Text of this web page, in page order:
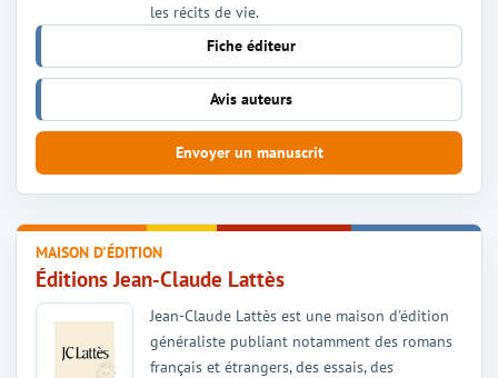
MAISON D'ÉDITION
Éditions Jean-Claude Lattès
Jean-Claude Lattès est une maison d'édition
généraliste publiant notamment des romans
français et étrangers, des essais, des
les récits de vie.
Fiche éditeur
Avis auteurs
Envoyer un manuscrit